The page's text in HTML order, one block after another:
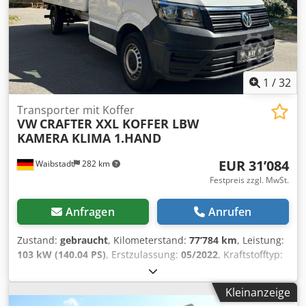
1 /32
Waibstadt 282 km
Transporter mit Koffer
VW CRAFTER XXL KOFFER LBW
KAMERA KLIMA 1.HAND
EUR 31’084
Festpreis zzgl. MwSt.
Anfragen Anrufen
Zustand: gebraucht, Kilometerstand: 77’784 km, Leistung:
103 kW (140.04 PS), Erstzulassung: 05/2022, Kraftstofftyp:
3’500 kg
mechanisch, Emissionsklasse:Euro6, Anzahl der
Sitzplätze:3, Laderaumlänge:
, Laderaumbreite:
Kleinanzeige